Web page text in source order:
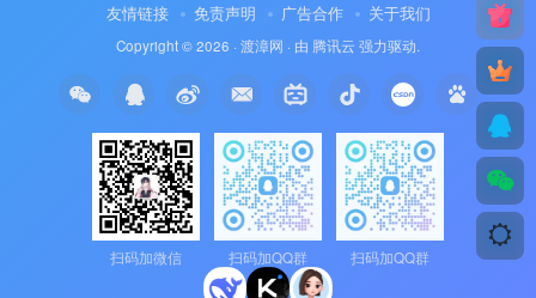
友情链接 免责声明 广告合作 关于我们
Copyright © 2026 · 渡漳网 · 由 腾讯云 强力驱动.
扫码加微信 扫码加QQ群 扫码加QQ群